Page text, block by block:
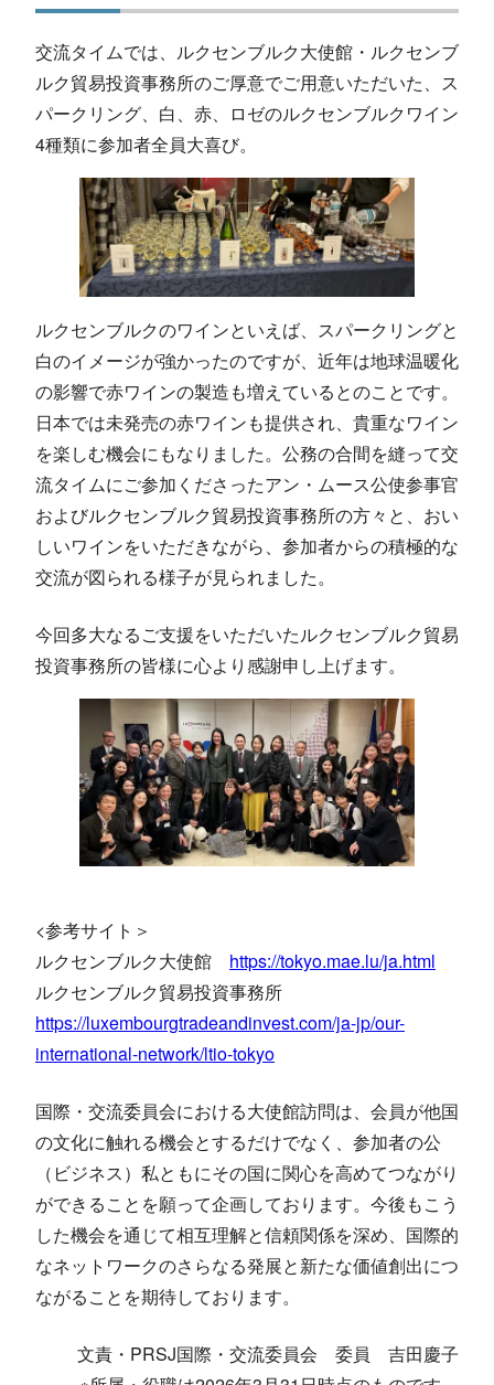
交流タイムでは、ルクセンブルク大使館・ルクセンブ
ルク貿易投資事務所のご厚意でご用意いただいた、ス
パークリング、白、赤、ロゼのルクセンブルクワイン
4種類に参加者全員大喜び。
ルクセンブルクのワインといえば、スパークリングと
白のイメージが強かったのですが、近年は地球温暖化
の影響で赤ワインの製造も増えているとのことです。
日本では未発売の赤ワインも提供され、貴重なワイン
を楽しむ機会にもなりました。公務の合間を縫って交
流タイムにご参加くださったアン・ムース公使参事官
およびルクセンブルク貿易投資事務所の方々と、おい
しいワインをいただきながら、参加者からの積極的な
交流が図られる様子が見られました。
今回多大なるご支援をいただいたルクセンブルク貿易
投資事務所の皆様に心より感謝申し上げます。
<参考サイト＞
ルクセンブルク大使館 https://tokyo.mae.lu/ja.html
ルクセンブルク貿易投資事務所
https://luxembourgtradeandinvest.com/ja-jp/our-
international-network/ltio-tokyo
国際・交流委員会における大使館訪問は、会員が他国
の文化に触れる機会とするだけでなく、参加者の公
（ビジネス）私ともにその国に関心を高めてつながり
ができることを願って企画しております。今後もこう
した機会を通じて相互理解と信頼関係を深め、国際的
なネットワークのさらなる発展と新たな価値創出につ
ながることを期待しております。
文責・PRSJ国際・交流委員会 委員 吉田慶子